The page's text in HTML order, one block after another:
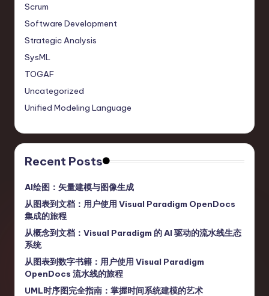
Scrum
Software Development
Strategic Analysis
SysML
TOGAF
Uncategorized
Unified Modeling Language
Recent Posts
AI绘图：矢量建模与图像生成
从图表到文档：用户使用 Visual Paradigm OpenDocs
集成的旅程
从概念到文档：Visual Paradigm 的 AI 驱动的流水线生态
系统
从图表到数字书籍：用户使用 Visual Paradigm
OpenDocs 流水线的旅程
UML时序图完全指南：掌握时间系统建模的艺术